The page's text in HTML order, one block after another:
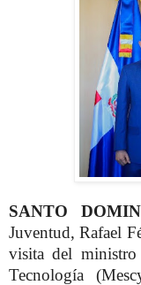
SANTO
Juventud, Rafael
visita del
Tecnología